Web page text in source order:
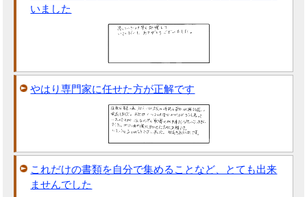
いました
やはり専門家に任せた方が正解です
これだけの書類を自分で集めることなど、とても出来
ませんでした